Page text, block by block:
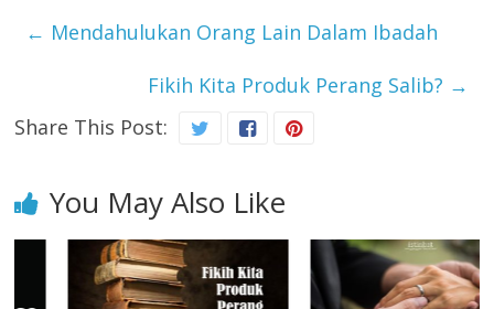
← Mendahulukan Orang Lain Dalam Ibadah
Fikih Kita Produk Perang Salib? →
Share This Post:
You May Also Like